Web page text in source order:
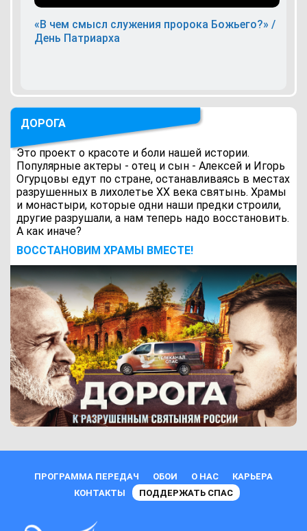
«В чем смысл служения пророка Божьего?» /
День Патриарха
ДОРОГА
Это проект о красоте и боли нашей истории.
Популярные актеры - отец и сын - Алексей и Игорь
Огурцовы едут по стране, останавливаясь в местах
разрушенных в лихолетье ХХ века святынь. Храмы
и монастыри, которые одни наши предки строили,
другие разрушали, а нам теперь надо восстановить.
А как иначе?
ВОCСТАНОВИМ ХРАМЫ ВМЕСТЕ!
ПРОГРАММА ПЕРЕДАЧ ОБОИ О НАС
КАРЬЕРА
КОНТАКТЫ
ПОДДЕРЖАТЬ СПАС